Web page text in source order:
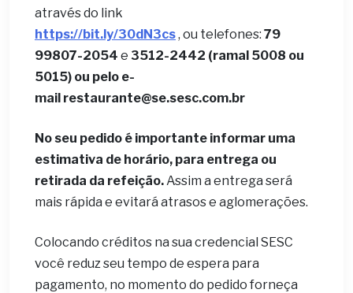
através do link
https://bit.ly/30dN3cs, ou telefones: 79
99807-2054 e 3512-2442 (ramal 5008 ou
5015) ou pelo e-
mail restaurante@se.sesc.com.br
No seu pedido é importante informar uma
estimativa de horário, para entrega ou
retirada da refeição.Assim a entrega será
mais rápida e evitará atrasos e aglomerações.
Colocando créditos na sua credencial SESC
você reduz seu tempo de espera para
pagamento, no momento do pedido forneça